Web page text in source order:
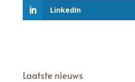
LinkedIn
Laatste nieuws